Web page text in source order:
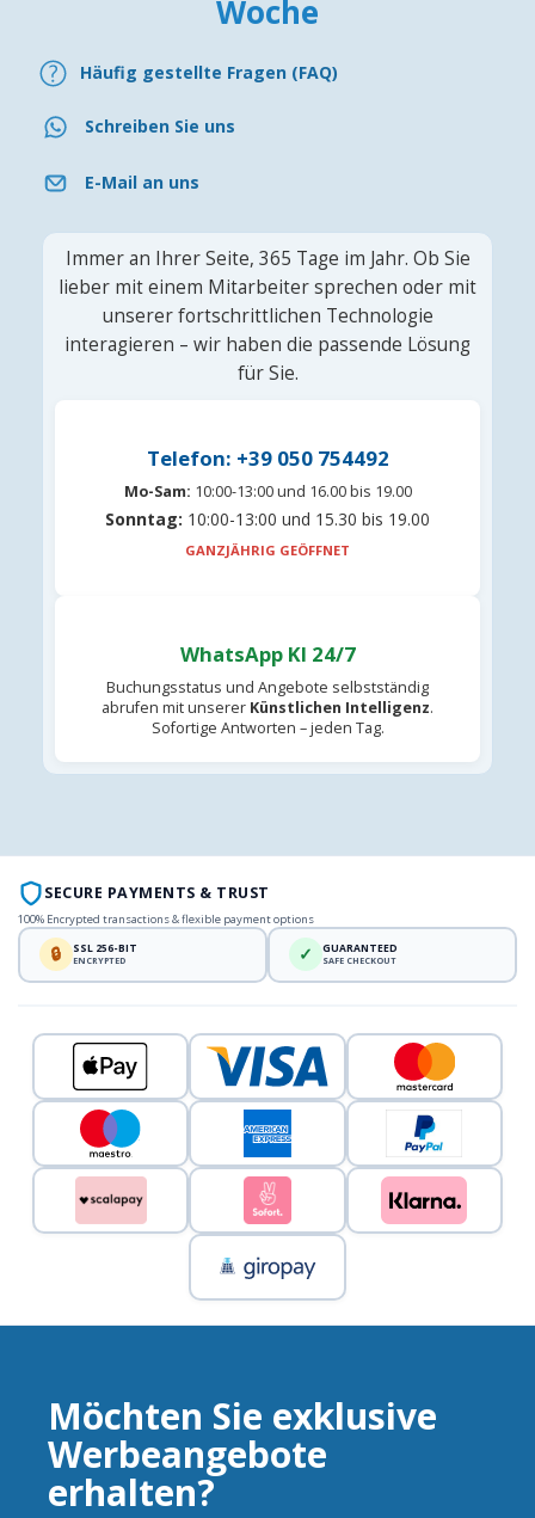
Woche
Häufig gestellte Fragen (FAQ)
Schreiben Sie uns
E-Mail an uns
Immer an Ihrer Seite, 365 Tage im Jahr. Ob Sie
lieber mit einem Mitarbeiter sprechen oder mit
unserer fortschrittlichen Technologie
interagieren – wir haben die passende Lösung
für Sie.
Telefon: +39 050 754492
Mo-Sam: 10:00-13:00 und 16.00 bis 19.00
Sonntag: 10:00-13:00 und 15.30 bis 19.00
GANZJÄHRIG GEÖFFNET
WhatsApp KI 24/7
Buchungsstatus und Angebote selbstständig
abrufen mit unserer Künstlichen Intelligenz.
Sofortige Antworten – jeden Tag.
SECURE PAYMENTS & TRUST
100% Encrypted transactions & flexible payment options
🔒 SSL 256-BIT
ENCRYPTED ✓ GUARANTEED
SAFE CHECKOUT
Möchten Sie exklusive
Werbeangebote
erhalten?